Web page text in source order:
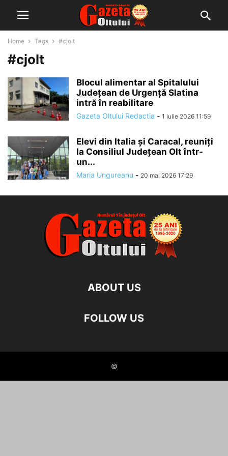
Home Tags #cjolt
#cjolt
Blocul alimentar al Spitalului
Județean de Urgență Slatina
intră în reabilitare
Gazeta Oltului Redactia - 1 iulie 2026 11:59
Elevi din Italia și Caracal, reuniți
la Consiliul Județean Olt într-
un...
Maria Ungureanu - 20 mai 2026 17:29
ABOUT US
FOLLOW US
©